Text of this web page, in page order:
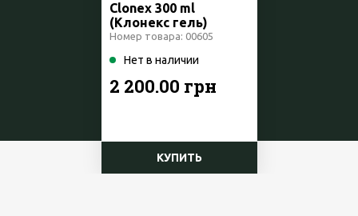
Clonex 300 ml
(Клонекс гель)
Великобритания
Номер товара: 00605
Нет в наличии
2 200.00 грн
КУПИТЬ